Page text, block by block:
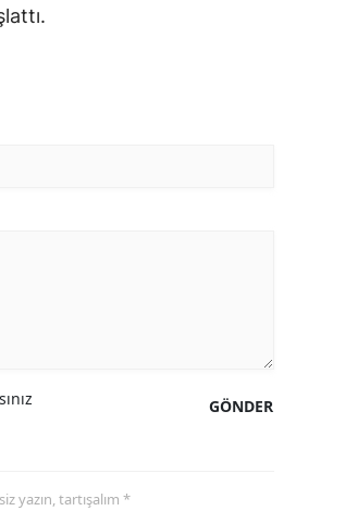
GÖNDER
yazın, tartışalım *